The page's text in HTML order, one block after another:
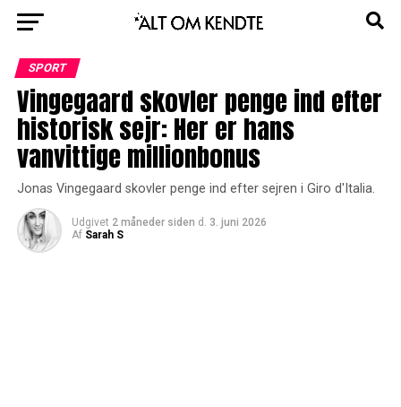
SPORT
Vingegaard skovler penge ind efter
historisk sejr: Her er hans
vanvittige millionbonus
Jonas Vingegaard skovler penge ind efter sejren i Giro d'Italia.
Udgivet 2 måneder siden d. 3. juni 2026
Af Sarah S